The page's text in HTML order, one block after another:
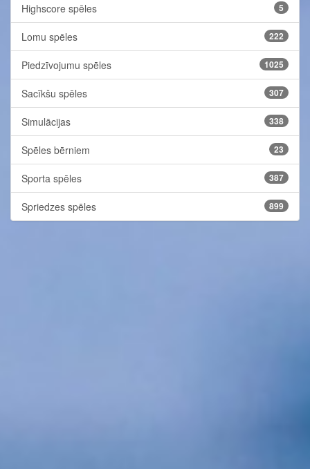
Highscore spēles 5
Lomu spēles 222
Piedzīvojumu spēles 1025
Sacīkšu spēles 307
Simulācijas 338
Spēles bērniem 23
Sporta spēles 387
Spriedzes spēles 899